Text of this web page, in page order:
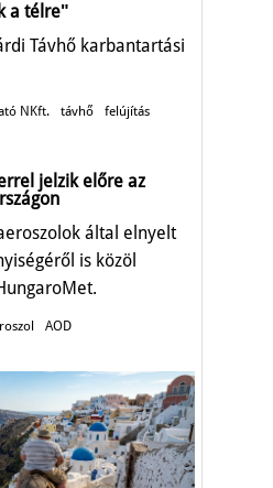
a télreʺ
Távhő karbantartási
NKft. távhő felújítás
jelzik előre az
által elnyelt
is közöl
AOD